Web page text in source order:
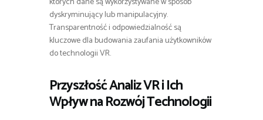
dyskryminujący lub manipulacyjny.
Transparentność i odpowiedzialność są
kluczowe dla budowania zaufania użytkowników
do technologii VR.
Przyszłość Analiz VR i Ich
Wpływ na Rozwój Technologii